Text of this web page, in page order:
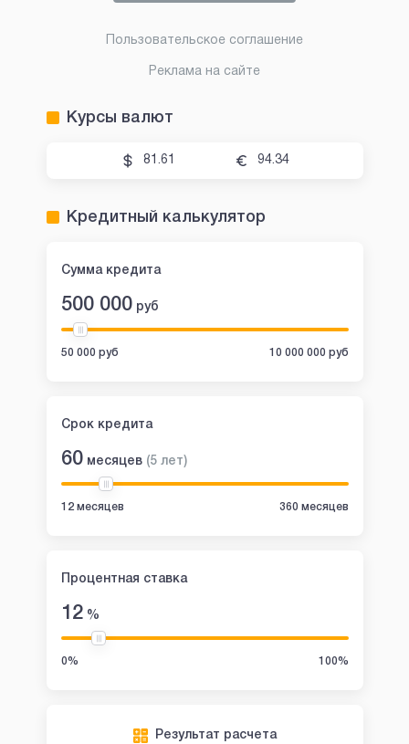
Пользовательское соглашение
Реклама на сайте
Курсы валют
81.61 94.34
Кредитный калькулятор
Сумма кредита
500 000 руб
50 000 руб 10 000 000 руб
Срок кредита
60 месяцев (5 лет)
12 месяцев 360 месяцев
Процентная ставка
12%
0% 100%
Результат расчета